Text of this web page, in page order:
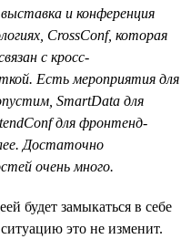
и конференция
CrossConf, которая
с кросс-
Есть мероприятия для
SmartData для
для фронтенд-
Достаточно
очень много.
будет замыкаться в себе
это не изменит.